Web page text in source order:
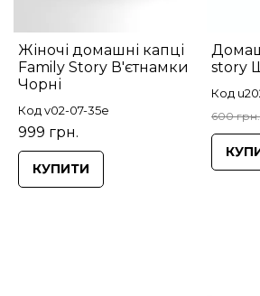
Жіночі домашні капці
Family Story В'єтнамки
Чорні
Код v02-07-35e
999 грн.
КУПИТИ
story
Код
600 грн.